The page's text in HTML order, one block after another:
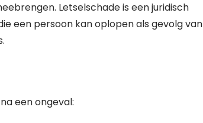
Letselschade is een juridisch
een persoon kan oplopen als gevolg van
een ongeval: